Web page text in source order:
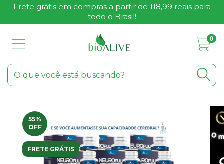
Frete grátis em compras a partir de 118,99 reais para
todo o Brasil!
0
55%
OFF
FRETE GRÁTIS